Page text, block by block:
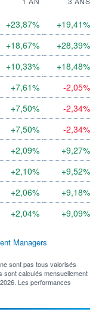
+23,87%
+19,41%
+18,67%
+28,39%
+10,33%
+18,48%
+7,61%
-2,05%
+7,50%
-2,34%
+7,50%
-2,34%
+2,09%
+9,27%
+2,10% +9,52%
+2,06%
+9,18%
+2,04% +9,09%
Managers
sont pas tous valorisés
sont calculés mensuellement
Les performances